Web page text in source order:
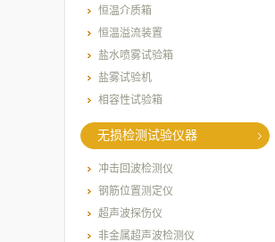
恒温介质箱
恒温溢流装置
盐水喷雾试验箱
盐雾试验机
相容性试验箱
无损检测试验仪器
冲击回波检测仪
钢筋位置测定仪
超声波探伤仪
非金属超声波检测仪